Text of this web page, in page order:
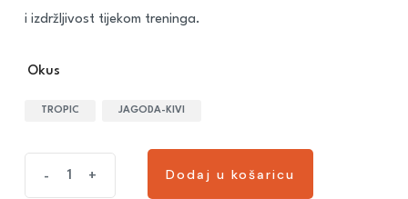
i izdržljivost tijekom treninga.
Okus
TROPIC JAGODA-KIVI
- + Dodaj u košaricu